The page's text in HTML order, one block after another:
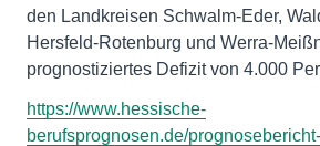
den Landkreisen Schwalm-Eder,
Hersfeld-Rotenburg und Werra-
prognostiziertes Defizit von 4.000
https://www.hessische-
berufsprognosen.de/